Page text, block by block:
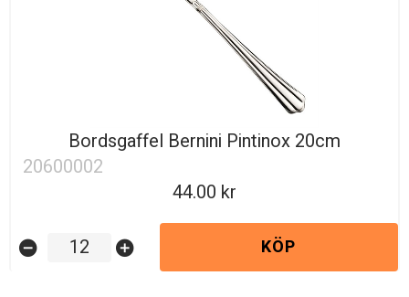
Bordsgaffel Bernini Pintinox 20cm
20600002
44.00
remove_circle add_circle KÖP